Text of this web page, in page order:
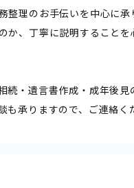
整理のお手伝いを中心に承
か、丁寧に説明することを
続・遺言書作成・成年後見
承りますので、ご連絡く